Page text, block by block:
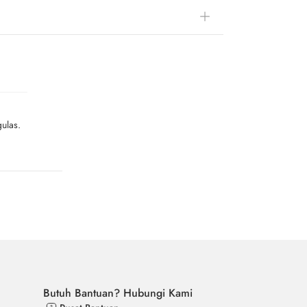
Butuh Bantuan? Hubungi Kami